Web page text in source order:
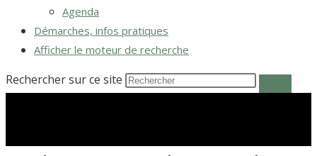
Agenda
Démarches, infos pratiques
Afficher le moteur de recherche
Rechercher sur ce site